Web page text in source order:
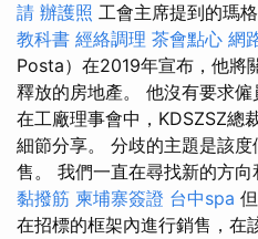
請 辦護照 工會主席提到的瑪
教科書 經絡調理 茶會點心 網
Posta）在2019年宣布，他將
釋放的房地產。 他沒有要求僱
在工廠理事會中，KDSZSZ總
細節分享。 分歧的主題是該
售。 我們一直在尋找新的方向
黏撥筋 柬埔寨簽證 台中spa
在招標的框架內進行銷售，在